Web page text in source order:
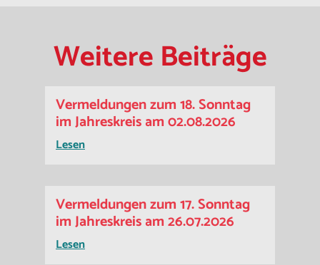
Weitere Beiträge
Vermeldungen zum 18. Sonntag
im Jahreskreis am 02.08.2026
Lesen
Vermeldungen zum 17. Sonntag
im Jahreskreis am 26.07.2026
Lesen